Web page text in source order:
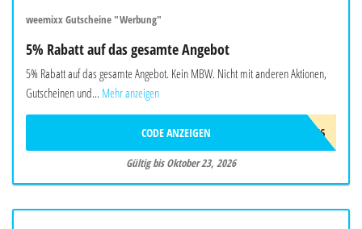
weemixx Gutscheine "Werbung"
5% Rabatt auf das gesamte Angebot
5% Rabatt auf das gesamte Angebot. Kein MBW. Nicht mit anderen Aktionen,
Gutscheinen und... Mehr anzeigen
ADC9966
CODE ANZEIGEN
Gültig bis Oktober 23, 2026